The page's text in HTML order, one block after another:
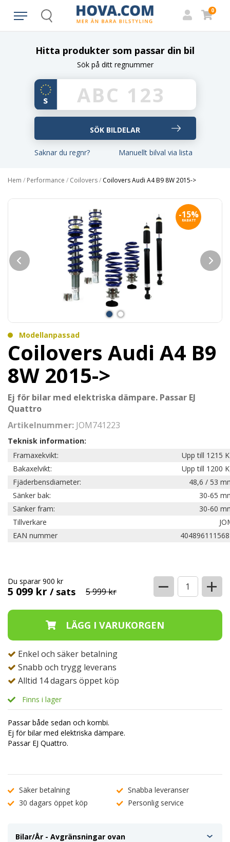
Search
0
Hitta produkter som passar din bil
Sök på ditt regnummer
Saknar du regnr? Manuellt bilval via lista
Hem / Performance / Coilovers/ Coilovers Audi A4 B9 8W 2015->
-15%
RABATT
Modellanpassad
Coilovers Audi A4 B9
8W 2015->
Ej för bilar med elektriska dämpare. Passar EJ
Quattro
Artikelnummer: JOM741223
Teknisk information:
Framaxekvikt:
Upp till 1215
Bakaxelvikt:
Upp till 1200
Fjäderbensdiameter:
48,6 / 53
Sänker bak:
30-65
Sänker fram:
30-60
Tillverkare
EAN nummer
5 099 kr / sats 5 999 kr
Du sparar 900 kr − +
Enkel och säker betalning
Snabb och trygg leverans
Alltid 14 dagars öppet köp
Finns i lager
Passar både sedan och kombi.
Ej för bilar med elektriska dämpare.
Passar EJ Quattro.
Säker betalning
Snabba leveranser
30 dagars öppet köp
Personlig service
Bilar/År - Avgränsningar ovan